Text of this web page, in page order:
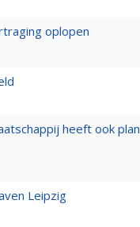
oplopen
heeft ook plan
Leipzig